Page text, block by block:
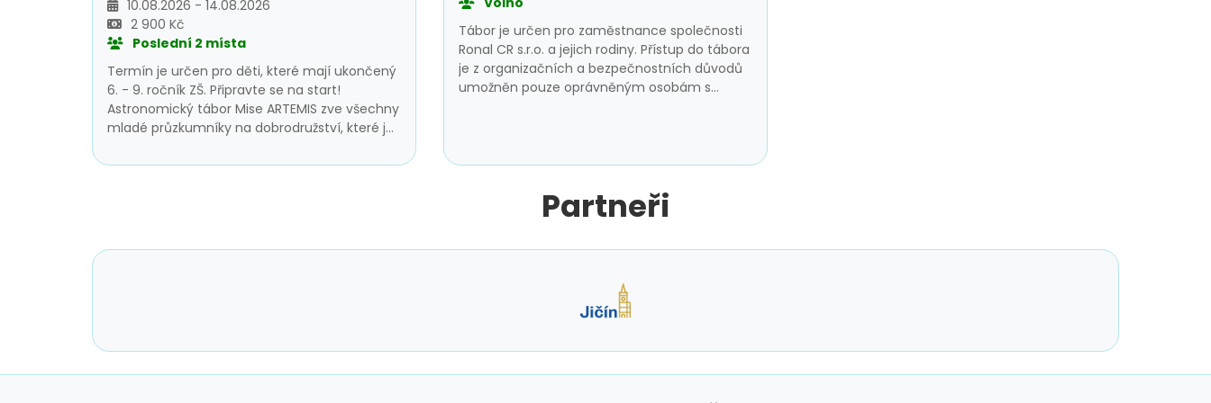
10.08.2026 - 14.08.2026
2 900 Kč
Poslední 2 místa
Termín je určen pro děti, které mají ukončený
6. - 9. ročník ZŠ. Připravte se na start!
Astronomický tábor Mise ARTEMIS zve všechny
mladé průzkumníky na dobrodružství, které je
tématem letošního ročníku je přistání na
přistání na Měsíci měsíční pokusy a tvořivé
aktivity celotáborový příběh inspirovaný
Tábor je určen pro zaměstnance společnosti
Ronal CR s.r.o. a jejich rodiny. Přístup do tábora
je z organizačních a bezpečnostních důvodů
umožněn pouze oprávněným osobám s
upřesněna.
Partneři